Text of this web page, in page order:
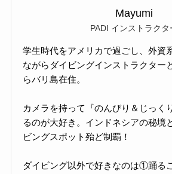
Mayumi
PADI インストラクタ
学生時代をアメリカで過ごし、外資
ながらダイビングインストラクター
らバリ島在住。
カメラを持って『のんびり＆じっく
るのが大好き。インドネシアの秘境
ビングスポット殆ど制覇！
ダイビング以外で好きなのは①踊